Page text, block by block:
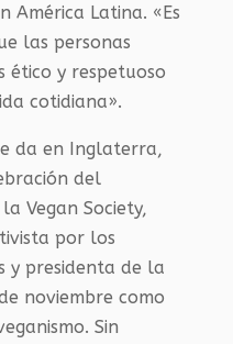
América Latina. «Es
las personas
ético y respetuoso
cotidiana».
da en Inglaterra,
del
Vegan Society,
por los
y presidenta de la
noviembre como
Sin